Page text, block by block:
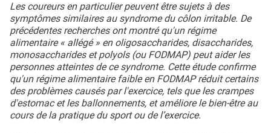
Les coureurs en particulier peuvent être sujets à des
symptômes similaires au syndrome du côlon irritable. De
précédentes recherches ont montré qu'un régime
alimentaire « allégé » en oligosaccharides, disaccharides,
monosaccharides et polyols (ou FODMAP) peut aider les
personnes atteintes de ce syndrome. Cette étude confirme
qu'un régime alimentaire faible en FODMAP réduit certains
des problèmes causés par l'exercice, tels que les crampes
d'estomac et les ballonnements, et améliore le bien-être au
cours de la pratique du sport ou de l’exercice.